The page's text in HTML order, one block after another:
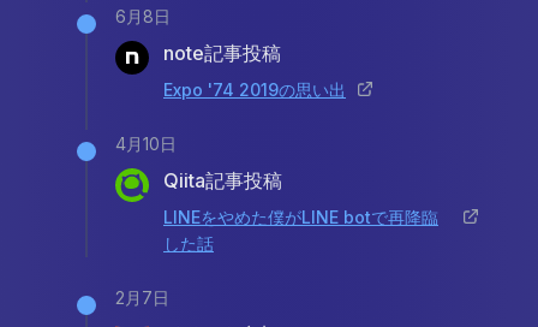
6月8日
note記事投稿
Expo '74 2019の思い出
4月10日
Qiita記事投稿
LINEをやめた僕がLINE botで再降臨
した話
2月7日